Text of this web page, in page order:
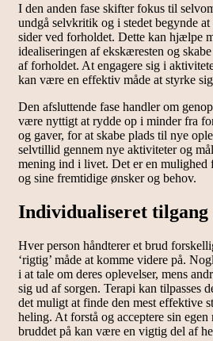
I den anden fase skifter fokus til
undgå selvkritik og i stedet begynde at
sider ved forholdet. Dette kan hjælpe
idealiseringen af ekskæresten og
af forholdet. At engagere sig i
kan være en effektiv måde at styrke
Den afsluttende fase handler om
være nyttigt at rydde op i minder fra
og gaver, for at skabe plads til nye
selvtillid gennem nye aktiviteter og
mening ind i livet. Det er en mulighed
og sine fremtidige ønsker og behov.
Individualiseret
Hver person håndterer et brud
‘rigtig’ måde at komme videre på.
i at tale om deres oplevelser, mens
sig ud af sorgen. Terapi kan tilpasses
det muligt at finde den mest effektive
heling. At forstå og acceptere sin egen
bruddet på kan være en vigtig del af